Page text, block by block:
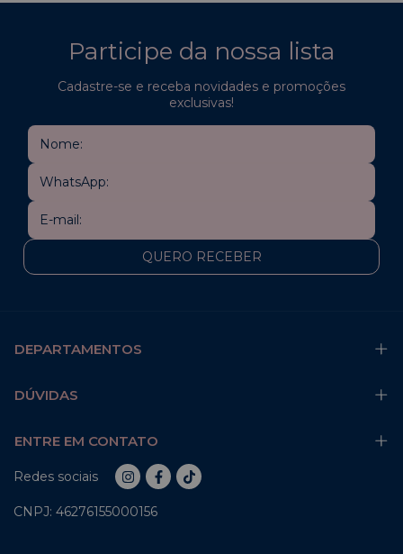
Participe da nossa lista
Cadastre-se e receba novidades e promoções
exclusivas!
DEPARTAMENTOS
DÚVIDAS
ENTRE EM CONTATO
Redes sociais
CNPJ: 46276155000156